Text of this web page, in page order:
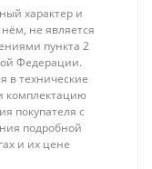
характер и
не является
пункта 2
Федерации.
в технические
комплектацию
покупателя с
подробной
и их цене